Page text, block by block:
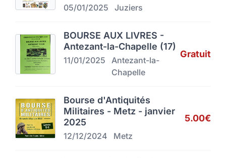
05/01/2025 Juziers
BOURSE AUX LIVRES -
Antezant-la-Chapelle (17)
11/01/2025
Antezant-la-
Chapelle
Gratuit
Bourse d'Antiquités
Militaires - Metz - janvier
2025
12/12/2024 Metz
5.00€